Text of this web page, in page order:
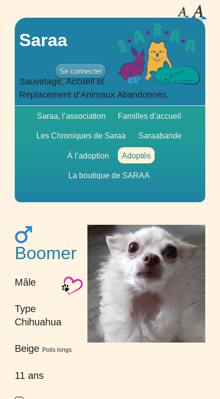
Saraa
Se connecter
Sauvetage, Accueil et
Replacement d’Animaux Abandonnés.
Saraa, l’association Familles d’accueil
Les Chroniques de Saraa Saraabande
À l’adoption Adoptés
La boutique de SARAA
Boomer
Mâle
Type
Chihuahua
Beige Poils longs
11 ans